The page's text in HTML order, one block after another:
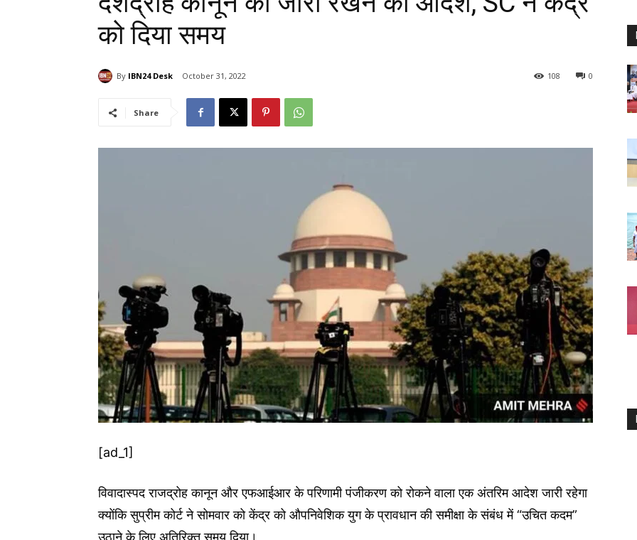
को दिया समय
By IBN24 Desk October 31, 2022 0
108
Share
[ad_1]
विवादास्पद राजद्रोह कानून और एफआईआर के परिणामी पंजीकरण को रोकने वाला एक अंतरिम आदेश जारी रहेगा
क्योंकि सुप्रीम कोर्ट ने सोमवार को केंद्र को औपनिवेशिक युग के प्रावधान की समीक्षा के संबंध में “उचित कदम”
उठाने के लिए अतिरिक्त समय दिया।